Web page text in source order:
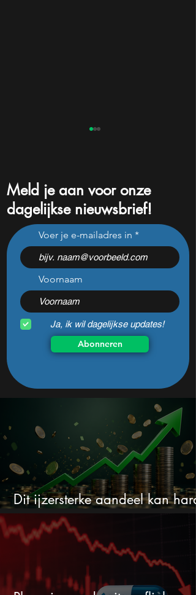
Deze 2 ijzersterke
dividendaandelen behoren
nu tot de favorieten van
analisten
Meld je aan voor onze
dagelijkse nieuwsbrief!
Voer je e-mailadres in
Voornaam
Ja, ik wil dagelijkse updates!
Abonneren
Dit ijzersterke aandeel kan hard
stijgen maar bijna niemand kijkt